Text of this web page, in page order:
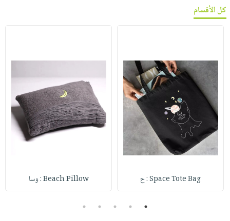
كل الأقسام
Space Tote Bag : ح Beach Pillow : وسا
1
2
3
4
5